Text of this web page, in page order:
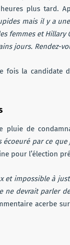
plus tard.
mais il y a
femmes et
jours. Rendez-
la candidate
de
écoeuré par ce
pour l’élection
et impossible à
ne devrait parler
acerbe